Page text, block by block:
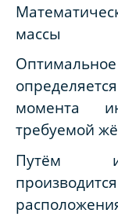
массы
момента
требуемой
Путём